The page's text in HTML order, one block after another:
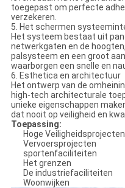
toegepast om perfecte
verzekeren.
5. Het schermen
Het systeem bestaat uit
netwerkgaten en de
palsysteem en een groot
waarborgen een snelle en
6. Esthetica en architectuur
Het ontwerp van de
high-tech architecturale
unieke eigenschappen
dat nooit op veiligheid en
Toepassing:
Hoge Veiligheidsprojecten
Vervoersprojecten
sportenfaciliteiten
Het grenzen
De industriefaciliteiten
Woonwijken